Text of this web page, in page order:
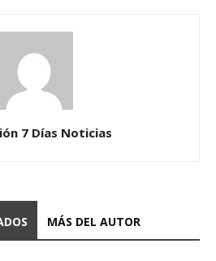
7 Días Noticias
MÁS DEL AUTOR